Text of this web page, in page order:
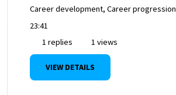
Career development, Career progression
23:41
1 replies
1 views
VIEW DETAILS